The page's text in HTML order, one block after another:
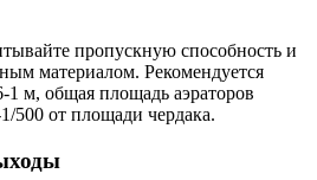
пропускную способность и
материалом. Рекомендуется
1 м, общая площадь аэраторов
500 от площади чердака.